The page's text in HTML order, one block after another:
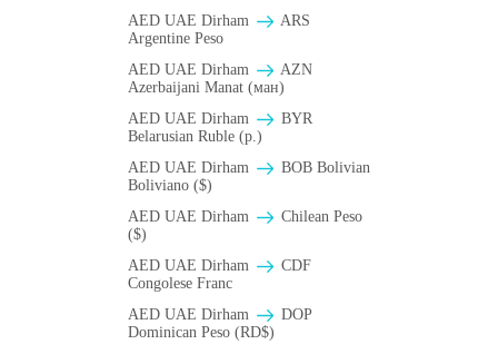
AED UAE Dirham
ARS
Argentine Peso
AED UAE Dirham
AZN
Azerbaijani Manat (ман)
AED UAE Dirham
BYR
Belarusian Ruble (p.)
AED UAE Dirham
BOB Bolivian
Boliviano ($)
AED UAE Dirham
Chilean Peso
($)
AED UAE Dirham
CDF
Congolese Franc
AED UAE Dirham
DOP
Dominican Peso (RD$)